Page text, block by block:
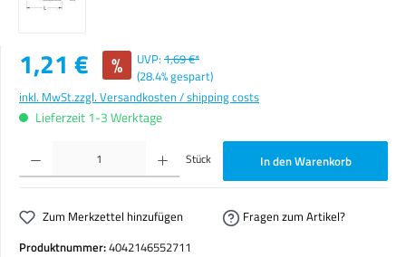
Verkaufspreis:
1,21 € % UVP: 1,69 €*
(28.4% gespart)
inkl. MwSt.zzgl. Versandkosten / shipping costs
Lieferzeit 1-3 Werktage
Produkt Anzahl: Gib den gewünschten Wert ein oder benutze die Schaltflächen um die Anzahl zu
Stück In den Warenkorb
Zum Merkzettel hinzufügen
Fragen zum Artikel?
Produktnummer:4042146552711